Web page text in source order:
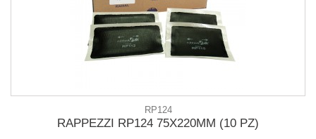
RP124
RAPPEZZI RP124 75X220MM (10 PZ)